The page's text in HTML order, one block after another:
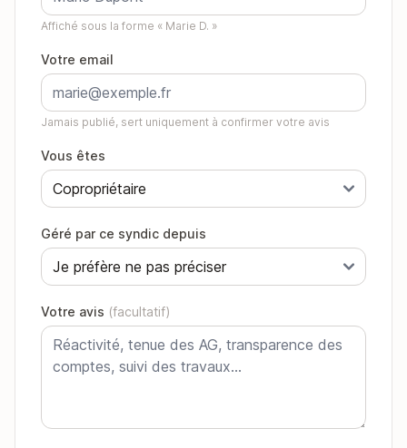
Affiché sous la forme « Marie D. »
Votre email
Jamais publié, sert uniquement à confirmer votre avis
Vous êtes
Géré par ce syndic depuis
Votre avis (facultatif)